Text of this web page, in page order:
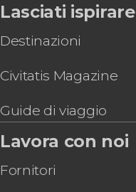
Lasciati ispirare
Destinazioni
Civitatis Magazine
Guide di viaggio
Lavora con noi
Fornitori